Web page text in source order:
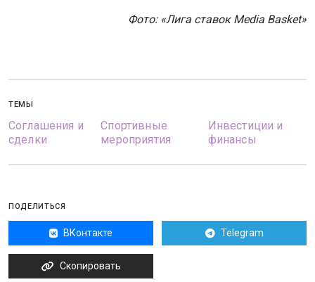
Фото: «Лига ставок Media Basket»
ТЕМЫ
Соглашения и
сделки
Спортивные
мероприятия
Инвестиции и
финансы
ПОДЕЛИТЬСЯ
ВКонтакте Telegram
Скопировать